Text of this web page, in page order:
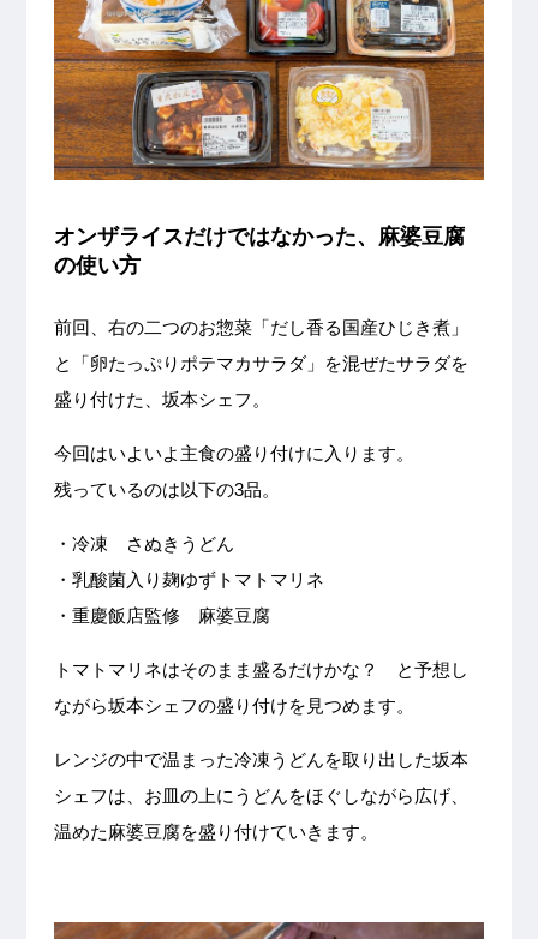
オンザライスだけではなかった、麻婆豆腐
の使い方
前回、右の二つのお惣菜「だし香る国産ひじき煮」
と「卵たっぷりポテマカサラダ」を混ぜたサラダを
盛り付けた、坂本シェフ。
今回はいよいよ主食の盛り付けに入ります。
残っているのは以下の3品。
・冷凍 さぬきうどん
・乳酸菌入り麹ゆずトマトマリネ
・重慶飯店監修 麻婆豆腐
トマトマリネはそのまま盛るだけかな？ と予想し
ながら坂本シェフの盛り付けを見つめます。
レンジの中で温まった冷凍うどんを取り出した坂本
シェフは、お皿の上にうどんをほぐしながら広げ、
温めた麻婆豆腐を盛り付けていきます。